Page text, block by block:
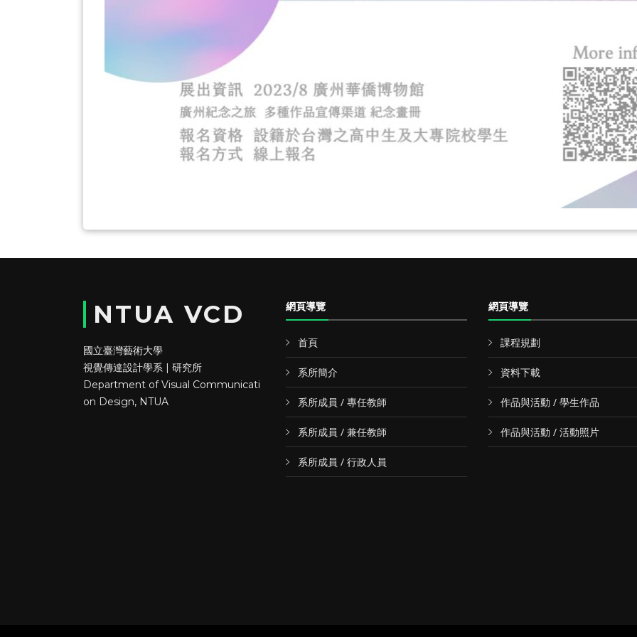
NTUA VCD
國立臺灣藝術大學
視覺傳達設計學系 | 研究所
Department of Visual Communicati
on Design, NTUA
網頁導覽
首頁
系所簡介
系所成員 / 專任教師
系所成員 / 兼任教師
系所成員 / 行政人員
網頁導覽
課程規劃
資料下載
作品與活動 / 學生作品
作品與活動 / 活動照片